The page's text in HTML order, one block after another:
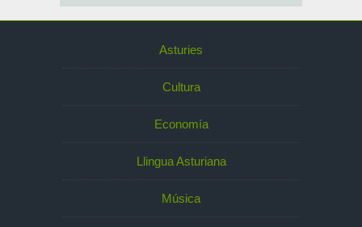
Asturies
Cultura
Economía
Llingua Asturiana
Música